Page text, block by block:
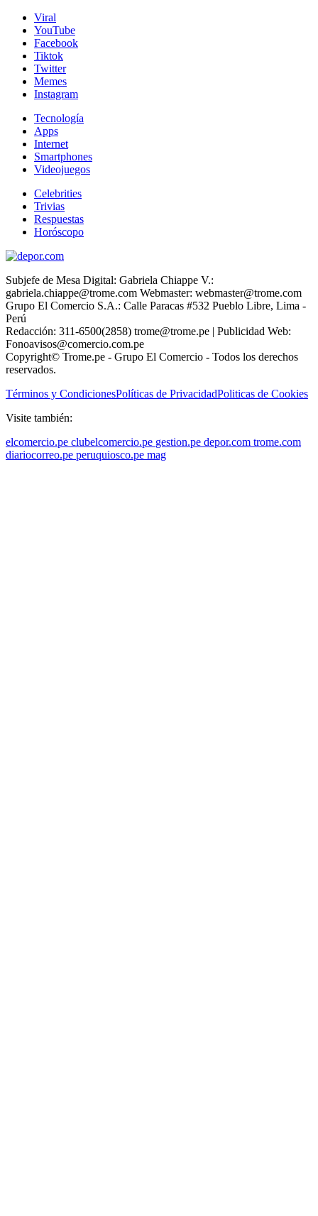
Viral
YouTube
Facebook
Tiktok
Twitter
Memes
Instagram
Tecnología
Apps
Internet
Smartphones
Videojuegos
Celebrities
Trivias
Respuestas
Horóscopo
Subjefe de Mesa Digital: Gabriela Chiappe V.:
gabriela.chiappe@trome.com Webmaster: webmaster@trome.com
Grupo El Comercio S.A.: Calle Paracas #532 Pueblo Libre, Lima -
Perú
Redacción: 311-6500(2858) trome@trome.pe | Publicidad Web:
Fonoavisos@comercio.com.pe
Copyright© Trome.pe - Grupo El Comercio - Todos los derechos
reservados.
Términos y CondicionesPolíticas de PrivacidadPoliticas de Cookies
Visite también:
elcomercio.pe clubelcomercio.pe gestion.pe depor.com trome.com
diariocorreo.pe peruquiosco.pe mag